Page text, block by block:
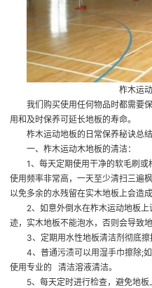
柞木运
我们购买使用任何物品时都需要
用和及时保养可延长地板的寿命。
柞木运动地板的日常保养秘诀总结
一、柞木运动木地板的清洁：
1、每天定期使用干净的软毛刷
使用频率非常高，一天至少清扫三遍
以免多余的水残留在实木地板上会造成
2、如意外倒水在柞木运动地板
迹，实木地板不能泡水，否则会导致地
3、定期用水性地板清洁剂彻底擦
4、普通污渍可以用湿手巾擦除;
使用专业的 清洁溶液清洁。
5、每天定时进行检查，避免地